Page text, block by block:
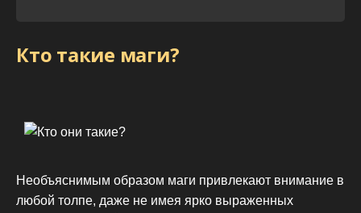
Кто такие маги?
Необъяснимым образом маги привлекают внимание в
любой толпе, даже не имея ярко выраженных